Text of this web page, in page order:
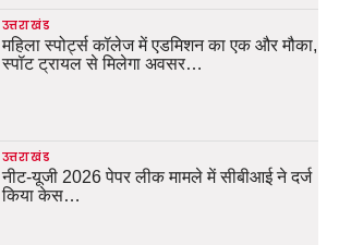
उत्तराखंड
महिला स्पोर्ट्स कॉलेज में एडमिशन का एक और मौका,
स्पॉट ट्रायल से मिलेगा अवसर…
उत्तराखंड
नीट-यूजी 2026 पेपर लीक मामले में सीबीआई ने दर्ज
किया केस…